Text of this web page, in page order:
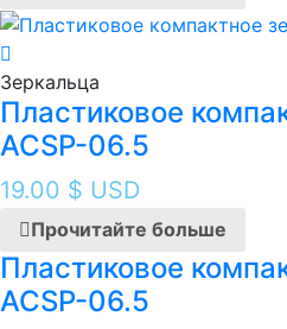
Зеркальца
Пластиковое
ACSP-06.5
19.00 $ USD
Прочитайте больше
Пластиковое
ACSP-06.5